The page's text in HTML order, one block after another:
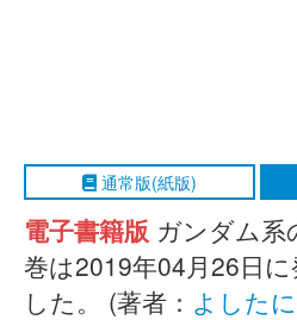
通常版(紙版)
電子書籍版 ガンダム系
巻は2019年04月26日
した。 (著者： よしたに